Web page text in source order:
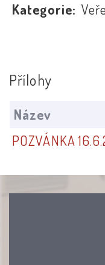
Kategorie:
Přílohy
Název
POZVÁNKA